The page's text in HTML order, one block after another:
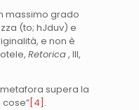
massimo grado
(to; hJduv) e
e non è
Retorica, III,
supera la
[4] .